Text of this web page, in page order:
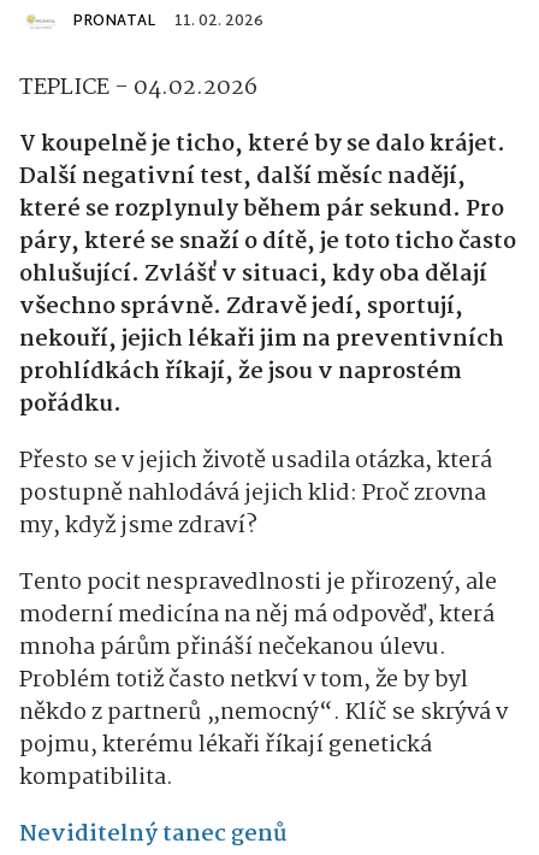
PRONATAL 11. 02. 2026
TEPLICE - 04.02.2026
V koupelně je ticho, které by se dalo krájet.
Další negativní test, další měsíc nadějí,
které se rozplynuly během pár sekund. Pro
páry, které se snaží o dítě, je toto ticho často
ohlušující. Zvlášť v situaci, kdy oba dělají
všechno správně. Zdravě jedí, sportují,
nekouří, jejich lékaři jim na preventivních
prohlídkách říkají, že jsou v naprostém
pořádku.
Přesto se v jejich životě usadila otázka, která
postupně nahlodává jejich klid: Proč zrovna
my, když jsme zdraví?
Tento pocit nespravedlnosti je přirozený, ale
moderní medicína na něj má odpověď, která
mnoha párům přináší nečekanou úlevu.
Problém totiž často netkví v tom, že by byl
někdo z partnerů „nemocný“. Klíč se skrývá v
pojmu, kterému lékaři říkají genetická
kompatibilita.
Neviditelný tanec genů